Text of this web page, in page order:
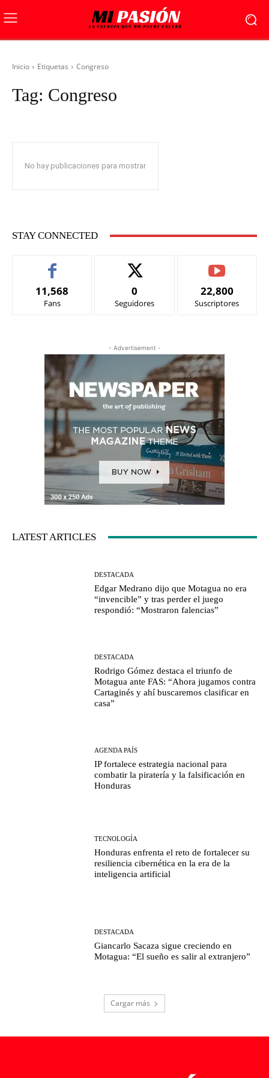
Inicio Etiquetas Congreso
Tag: Congreso
No hay publicaciones para mostrar
STAY CONNECTED
11,568
Fans
0
Seguidores
22,800
Suscriptores
- Advertisement -
LATEST ARTICLES
DESTACADA
Edgar Medrano dijo que Motagua no era
“invencible” y tras perder el juego
respondió: “Mostraron falencias”
DESTACADA
Rodrigo Gómez destaca el triunfo de
Motagua ante FAS: “Ahora jugamos contra
Cartaginés y ahí buscaremos clasificar en
casa”
AGENDA PAÍS
IP fortalece estrategia nacional para
combatir la piratería y la falsificación en
Honduras
TECNOLOGÍA
Honduras enfrenta el reto de fortalecer su
resiliencia cibernética en la era de la
inteligencia artificial
DESTACADA
Giancarlo Sacaza sigue creciendo en
Motagua: “El sueño es salir al extranjero”
Cargar más